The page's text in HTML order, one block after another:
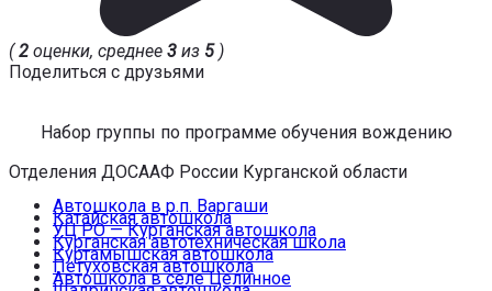
(2 оценки, среднее 3 из 5)
Поделиться с друзьями
Набор группы по программе обучения вождению
Отделения ДОСААФ России Курганской области
Автошкола в р.п. Варгаши
Катайская автошкола
УЦ РО — Курганская автошкола
Курганская автотехническая школа
Куртамышская автошкола
Петуховская автошкола
Автошкола в селе Целинное